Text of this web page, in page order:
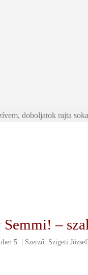
doboljatok rajta
–
5. Szerző: Szigeti József